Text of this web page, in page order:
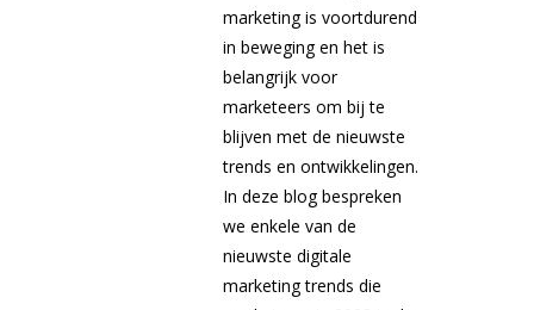
marketing is voortdurend
in beweging en het is
belangrijk voor
marketeers om bij te
blijven met de nieuwste
trends en ontwikkelingen.
In deze blog bespreken
we enkele van de
nieuwste digitale
marketing trends die